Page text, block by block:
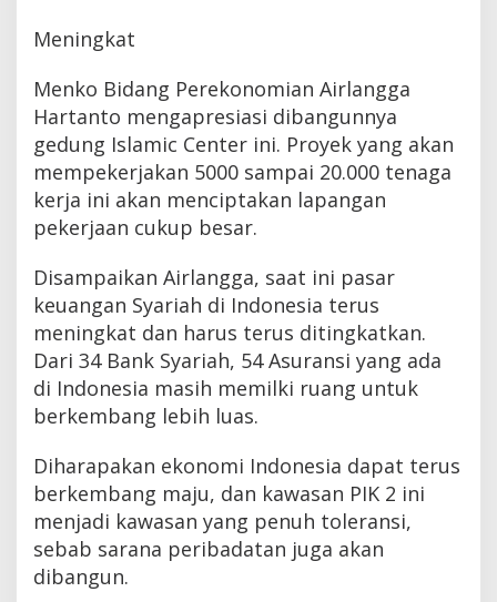
Meningkat
Menko Bidang Perekonomian Airlangga
Hartanto mengapresiasi dibangunnya
gedung Islamic Center ini. Proyek yang akan
mempekerjakan 5000 sampai 20.000 tenaga
kerja ini akan menciptakan lapangan
pekerjaan cukup besar.
Disampaikan Airlangga, saat ini pasar
keuangan Syariah di Indonesia terus
meningkat dan harus terus ditingkatkan.
Dari 34 Bank Syariah, 54 Asuransi yang ada
di Indonesia masih memilki ruang untuk
berkembang lebih luas.
Diharapakan ekonomi Indonesia dapat terus
berkembang maju, dan kawasan PIK 2 ini
menjadi kawasan yang penuh toleransi,
sebab sarana peribadatan juga akan
dibangun.